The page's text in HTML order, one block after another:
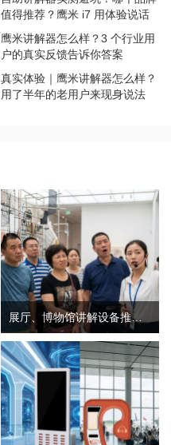
值得推荐？鹰米 i7 用体验说话
鹰米讲解器怎么样？3 个行业用
户的真实反馈告诉你答案
真实体验｜鹰米讲解器怎么样？
用了半年的老用户来现身说法
展厅、博物馆讲解设备推荐｜分区讲解系统，解决多团队接待核心痛点